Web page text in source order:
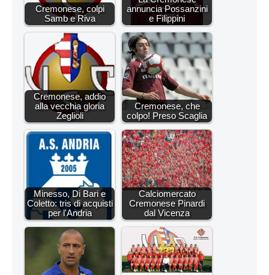
Cremonese, colpi
Samb e Riva
annuncia Possanzini
e Filippini
Cremonese, addio
alla vecchia gloria
Zeglioli
Cremonese, che
colpo! Preso Scaglia
Minesso, Di Bari e
Coletto: tris di acquisti
per l'Andria
Calciomercato
Cremonese Pinardi
dal Vicenza